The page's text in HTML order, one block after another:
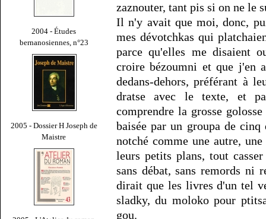
2004 - Études
bernanosiennes, n°23
2005 - Dossier H Joseph de
Maistre
zaznouter, tant pis si on ne le
Il n'y avait que moi, donc,
mes dévotchkas qui
parce qu'elles me disaient
croire bézoumni et que j'en
dedans-dehors, préférant à
dratse avec le texte, et
comprendre la grosse
baisée par un groupa de cinq
notché comme une autre,
leurs petits plans, tout
sans débat, sans remords ni
dirait que les livres d'un tel
sladky, du moloko pour
gou.